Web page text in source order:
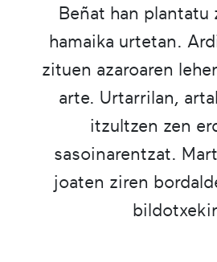
Beñat han plantatu
hamaika urtetan.
zituen azaroaren
arte. Urtarrilan,
itzultzen zen
sasoinarentzat.
joaten ziren